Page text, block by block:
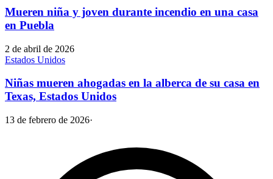
Mueren niña y joven durante incendio en una casa
en Puebla
2 de abril de 2026
Estados Unidos
Niñas mueren ahogadas en la alberca de su casa en
Texas, Estados Unidos
13 de febrero de 2026·